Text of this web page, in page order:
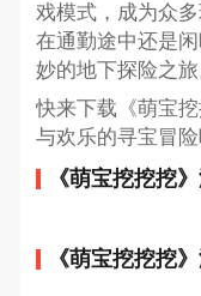
戏模式，成为众
在通勤途中还是
妙的地下探险之旅
快来下载《萌宝
与欢乐的寻宝冒险
《萌宝挖挖挖
《萌宝挖挖挖